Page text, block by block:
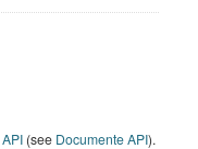
API (see Documente API).